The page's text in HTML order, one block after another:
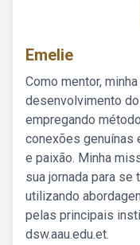
Emelie
Como mentor,
desenvolvimento
empregando
conexões genuínas
e paixão. Minha
sua jornada para se
utilizando
pelas principais
dsw.aau.edu.et.